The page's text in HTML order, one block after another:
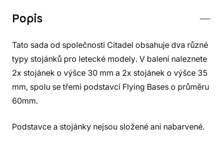
Popis
Tato sada od společnosti Citadel obsahuje dva různé
typy stojánků pro letecké modely. V balení naleznete
2x stojánek o výšce 30 mm a 2x stojánek o výšce 35
mm, spolu se třemi podstavci Flying Bases o průměru
60mm.
Podstavce a stojánky nejsou složené ani nabarvené.